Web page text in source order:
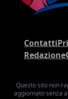
Contatti
Redazione
Questo sito non
aggiornato senza